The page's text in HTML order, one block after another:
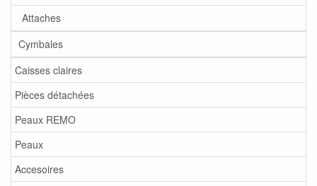
Attaches
Cymbales
Caisses claires
Pièces détachées
Peaux REMO
Peaux
Accesoires